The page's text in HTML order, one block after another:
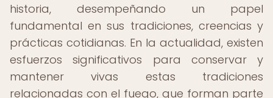
historia, desempeñando un papel
fundamental en sus tradiciones, creencias y
prácticas cotidianas. En la actualidad, existen
esfuerzos significativos para conservar y
mantener vivas estas tradiciones
relacionadas con el fuego, que forman parte